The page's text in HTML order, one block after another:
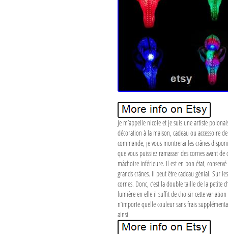
Je m’appelle nicole et je suis une artiste
décoration à la maison, cadeau ou accessoire
commande, je vous montrerai les crânes
que vous puissiez ramasser des cornes avant
mâchoire inférieure. Il est en bon état,
grands crânes. Il peut être cadeau génial. Sur
cornes. Donc, c’est la double taille de la
lumière en elle il suffit de choisir cette
n’importe quelle couleur sans frais
ainsi.